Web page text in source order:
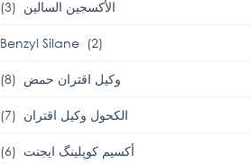
الأكسجين السالين (3)
Benzyl Silane (2)
وكيل اقتران حمض (8)
الكحول وكيل اقتران (7)
أكسيم كوپلينگ ايجنت (6)